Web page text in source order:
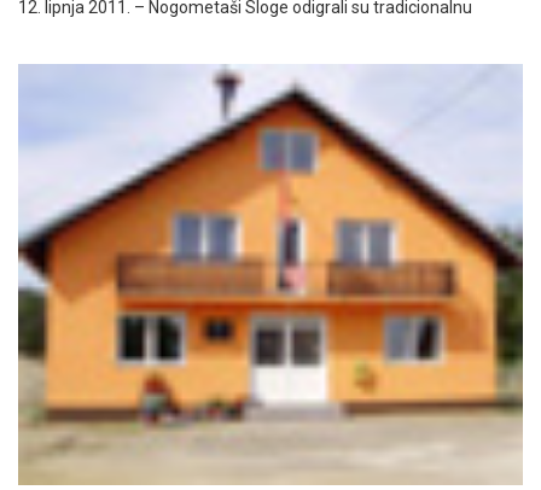
12. lipnja 2011. – Nogometaši Sloge odigrali su tradicionalnu